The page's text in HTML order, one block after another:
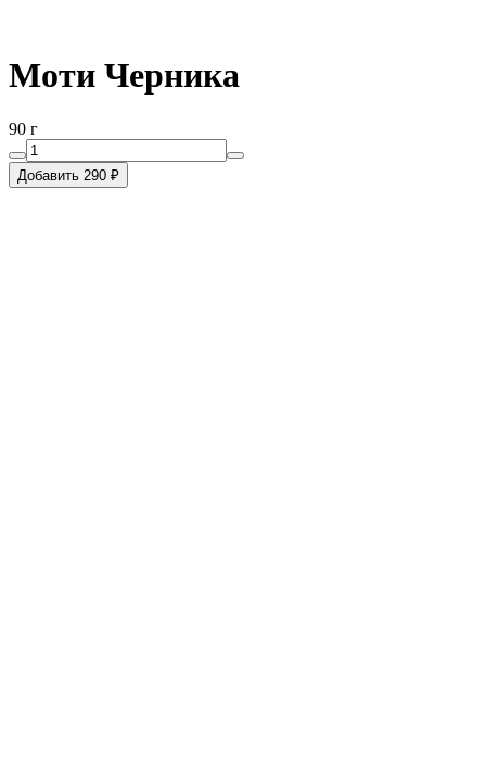
Моти Черника
90 г
Добавить 290 ₽